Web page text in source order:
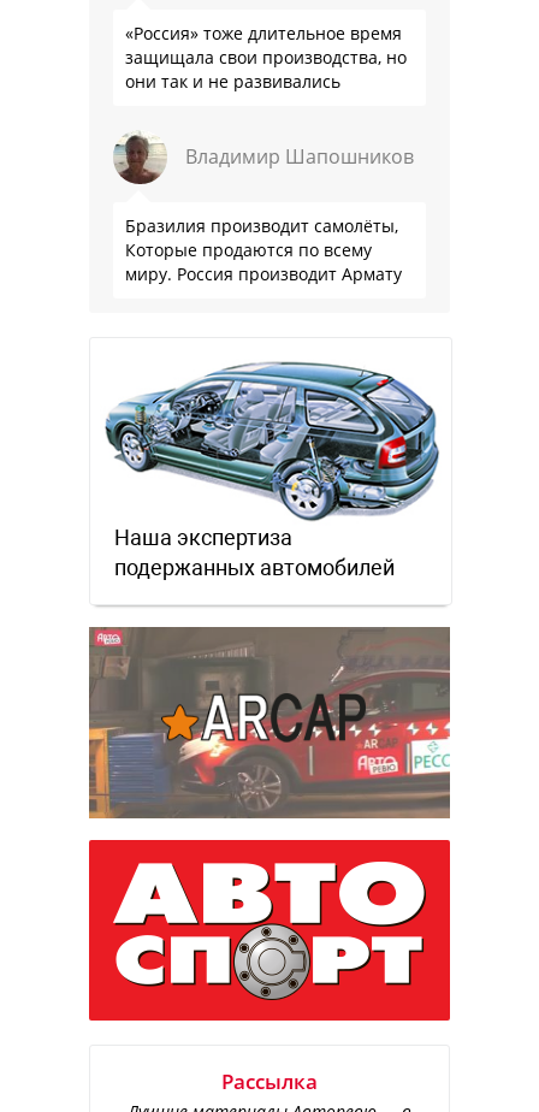
«Россия» тоже длительное время
защищала свои производства, но
они так и не развивались
Владимир Шапошников
Бразилия производит самолёты,
Которые продаются по всему
миру. Россия производит Армату
Наша экспертиза
подержанных автомобилей
Рассылка